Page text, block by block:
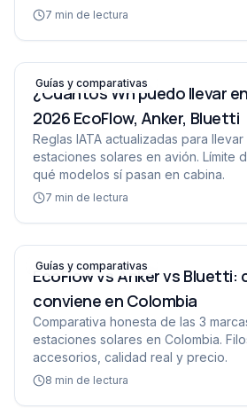
7 min de lectura
¿Cuántos Wh puedo llevar en
Guías y comparativas
¿Cuántos Wh puedo llevar
2026 EcoFlow, Anker, Bluetti
Reglas IATA actualizadas para
estaciones solares en avión. Límite
qué modelos sí pasan en cabina.
7 min de lectura
EcoFlow vs Anker vs Bluetti: cuál
Guías y comparativas
EcoFlow vs Anker vs Bluetti:
conviene en Colombia
Comparativa honesta de las 3
estaciones solares en Colombia.
accesorios, calidad real y precio.
8 min de lectura